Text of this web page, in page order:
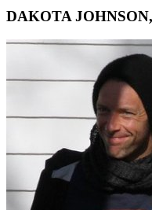
DAKOTA